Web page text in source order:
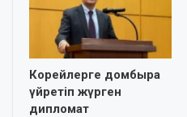
Корейлерге домбыра
үйретіп жүрген
дипломат